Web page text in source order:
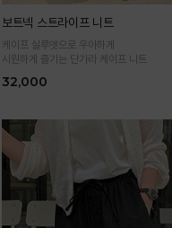
보트넥 스트라이프 니트
케이프 실루엣으로 우아하게
시원하게 즐기는 단가라 케이프 니트
32,000